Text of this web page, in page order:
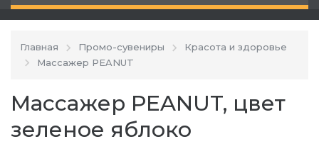
Главная Промо-сувениры
Красота и здоровье
Массажер PEANUT
Массажер PEANUT, цвет
зеленое яблоко